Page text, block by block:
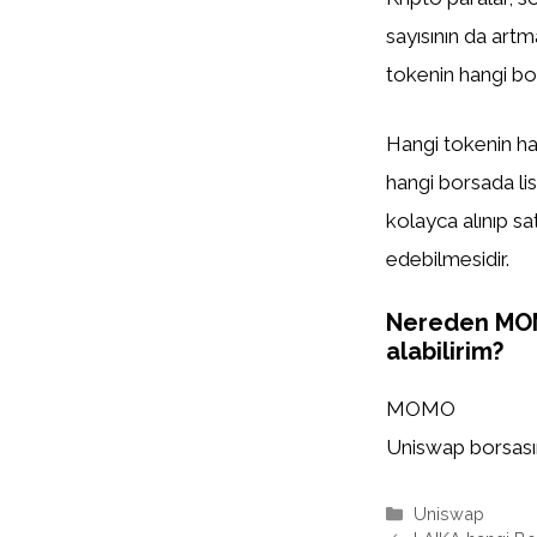
sayısının da
tokenin hangi
Hangi tokenin
hangi borsada
kolayca alınıp
edebilmesidir.
Nereden
alabilirim?
MOMO
Uniswap
Kategoriler
Uniswap